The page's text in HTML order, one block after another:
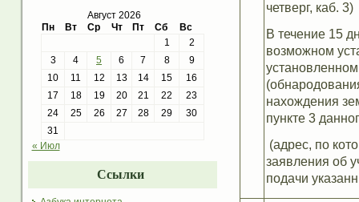
Август 2026
Пн
Вт Ср Чт Пт Сб
Вс
1
2
3
4 5 6 7 8
9
10
11 12 13 14 15
16
17
18 19 20 21 22
23
24
25 26 27 28 29
30
31
« Июл
Ссылки
четверг, каб. 3)
В течение 15
возможном
нахождения
пункте 3
(адрес, по
заявления об
подачи